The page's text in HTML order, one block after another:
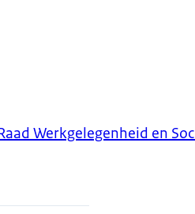
Werkgelegenheid en